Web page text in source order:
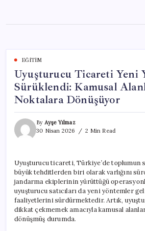
content
EĞITIM
Uyuşturucu Ticareti Yeni
Sürüklendi: Kamusal
Noktalara Dönüşüyor
By Ayşe Yılmaz
30 Nisan 2026
2 Min Read
Uyuşturucu ticareti, Türkiye’de toplumun
büyük tehditlerden biri olarak varlığını
jandarma ekiplerinin yürüttüğü
uyuşturucu satıcıları da yeni yöntemler
faaliyetlerini sürdürmektedir. Artık,
dikkat çekmemek amacıyla kamusal
dönüşmüş durumda.